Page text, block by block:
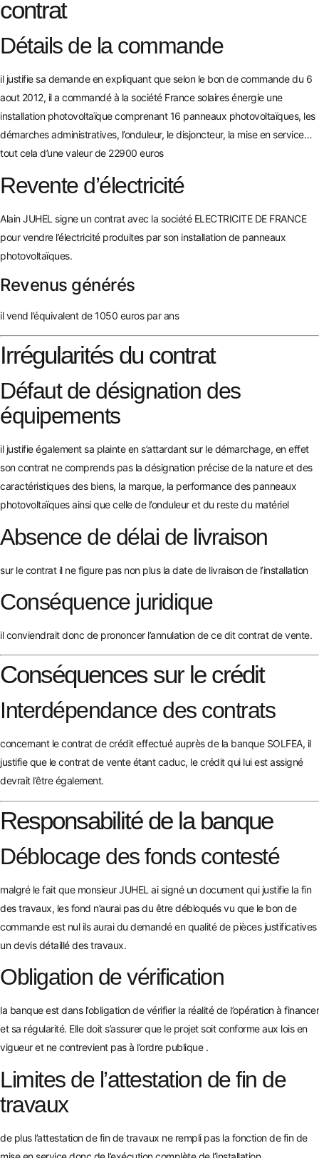
contrat
Détails de la commande
il justifie sa demande en expliquant que selon le bon de commande du 6
aout 2012, il a commandé à la société France solaires énergie une
installation photovoltaïque comprenant 16 panneaux photovoltaïques, les
démarches administratives, l’onduleur, le disjoncteur, la mise en service…
tout cela d’une valeur de 22900 euros
Revente d’électricité
Alain JUHEL signe un contrat avec la société ELECTRICITE DE FRANCE
pour vendre l’électricité produites par son installation de panneaux
photovoltaïques.
Revenus générés
il vend l’équivalent de 1050 euros par ans
Irrégularités du contrat
Défaut de désignation des
équipements
il justifie également sa plainte en s’attardant sur le démarchage, en effet
son contrat ne comprends pas la désignation précise de la nature et des
caractéristiques des biens, la marque, la performance des panneaux
photovoltaïquesainsi que celle de l’onduleur et du reste du matériel
Absence de délai de livraison
sur le contrat il ne figure pas non plus la date de livraison de l’installation
Conséquence juridique
il conviendrait donc de prononcer l’annulation de ce dit contrat de vente.
Conséquences sur le crédit
Interdépendance des contrats
concernant le contrat de crédit effectué auprès de la banque SOLFEA, il
justifie que le contrat de vente étant caduc, le crédit qui lui est assigné
devrait l’être également.
Responsabilité de la banque
Déblocage des fonds contesté
malgré le fait que monsieur JUHEL ai signé un document qui justifie la fin
des travaux, les fond n’aurai pas du être débloqués vu que le bon de
commande est nul ils aurai du demandé en qualité de pièces justificatives
un devis détaillé des travaux.
Obligation de vérification
la banque est dans l’obligation de vérifier la réalité de l’opération à financer
et sa régularité. Elle doit s’assurer que le projet soit conforme aux lois en
vigueur et ne contrevient pas à l’ordre publique .
Limites de l’attestation de fin de
travaux
de plus l’attestation de fin de travaux ne rempli pas la fonction de fin de